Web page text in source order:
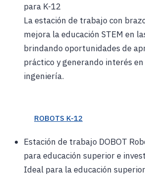
para K-12
La estación de trabajo con
mejora la educación STEM en
brindando oportunidades de
práctico y generando interés
ingeniería.
ROBOTS K-12
Estación de trabajo DOBOT
para educación superior e
Ideal para la educación